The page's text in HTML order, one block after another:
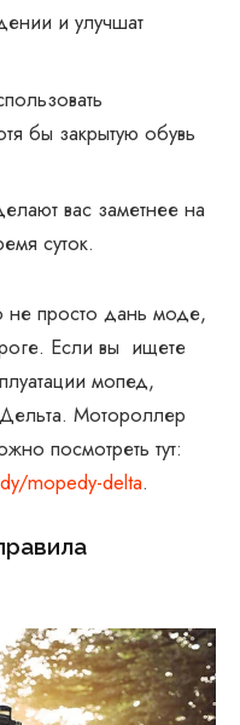
и улучшат
бы закрытую обувь
вас заметнее на
суток.
не просто дань моде,
Если вы ищете
мопед,
Мотороллер
посмотреть тут:
mopedy-delta.